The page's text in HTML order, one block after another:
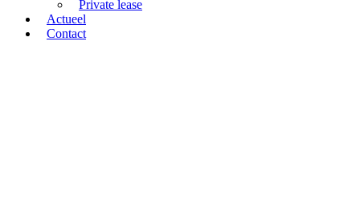
Private lease
Actueel
Contact